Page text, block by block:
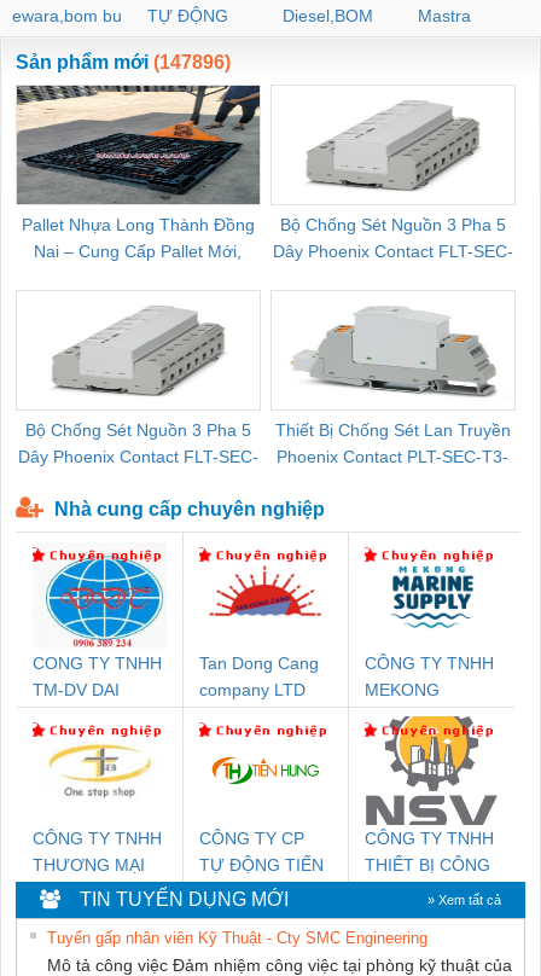
ewara,bom bu
ewara
TỰ ĐỘNG
Diesel,BOM
CHUA CHAY
Mastra
Sản phẩm mới (147896)
Pallet Nhựa Long Thành Đồng
Nai – Cung Cấp Pallet Mới,
Bộ Chống Sét Nguồn 3 Pha 5
Dây Phoenix Contact FLT-SEC-
Bộ Chống Sét Nguồn 3 Pha 5
Dây Phoenix Contact FLT-SEC-
Thiết Bị Chống Sét Lan Truyền
Phoenix Contact PLT-SEC-T3-
Nhà cung cấp chuyên nghiệp
CONG TY TNHH
TM-DV DAI
Tan Dong Cang
company LTD
CÔNG TY TNHH
MEKONG
MARINE
SUPPLY
CÔNG TY TNHH
THƯƠNG MẠI
THIÊN ÂN VIỆT
NAM
CÔNG TY CP
TỰ ĐỘNG TIẾN
HƯNG
CÔNG TY TNHH
THIẾT BỊ CÔNG
NGHIỆP NIHON
SETSUBI VIỆT
NAM
TIN TUYỂN DỤNG MỚI » Xem tất cả
Tuyển gấp nhân viên Kỹ Thuật - Cty SMC Engineering
Mô tả công việc Đảm nhiệm công việc tại phòng kỹ thuật của